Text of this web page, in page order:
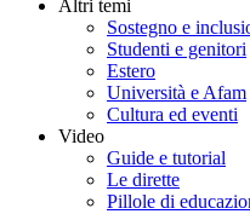
Altri temi
Sostegno e
Studenti e genitori
Estero
Università e Afam
Cultura ed eventi
Video
Guide e tutorial
Le dirette
Pillole di